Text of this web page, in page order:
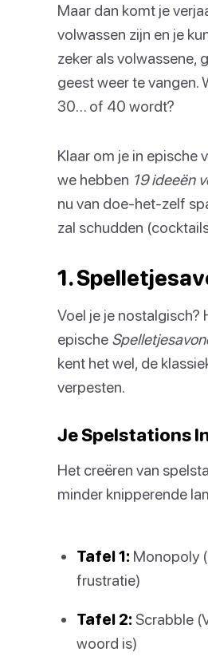
Maar dan komt je
volwassen zijn en je
zeker als volwassene,
geest weer te vangen.
30… of 40 wordt?
Klaar om je in epische
we hebben 19 ideeën
nu van doe-het-zelf
zal schudden
1.
Voel je je nostalgisch?
epische
kent het wel, de
verpesten.
Je Spelstations
Het creëren van
minder knipperende
Tafel 1: Monopoly
frustratie)
Tafel 2: Scrabble
woord is)